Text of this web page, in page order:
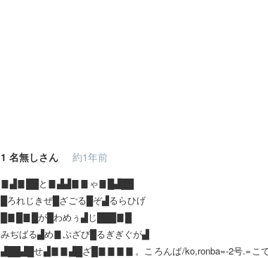
1 名無しさん 約1年前
▊▟▊██と▊▟▟▊▊ゃ▊█▟██
█ろれじきぜ█ざごる█ぞ▟るらひげ
█▊█▊█が█わめぅ▟じ███▊█
みぢばる▟め▊ぷざび█るぎぎぐが▟
▟██▟█せ▟▊▊▟█ざ█▊▊▊▊。ころんば/ko,ronba=-2号.=こて